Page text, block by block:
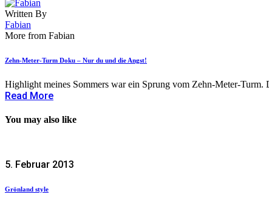
Written By
Fabian
More from Fabian
Zehn-Meter-Turm Doku – Nur du und die Angst!
Highlight meines Sommers war ein Sprung vom Zehn-Meter-Turm.
Read More
You may also like
5. Februar 2013
Grönland style